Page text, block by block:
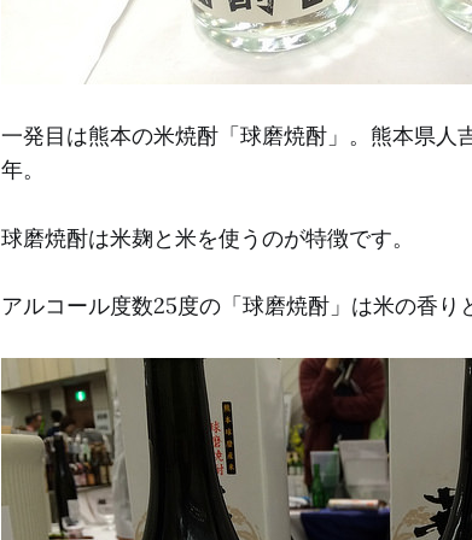
一発目は熊本の米焼酎「球磨焼酎」。熊本県人
年。
球磨焼酎は米麹と米を使うのが特徴です。
アルコール度数25度の「球磨焼酎」は米の香り